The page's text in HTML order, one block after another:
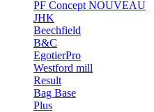
PF Concept NOUVEAU
JHK
Beechfield
B&C
EgotierPro
Westford mill
Result
Bag Base
Plus